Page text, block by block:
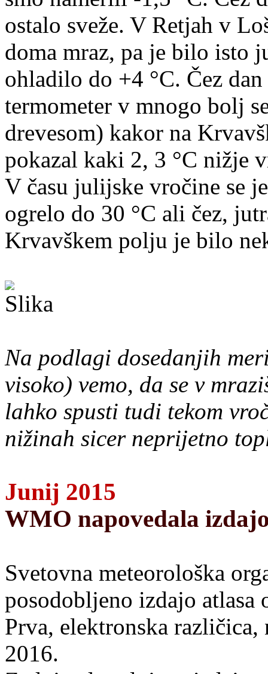
ostalo sveže. V Retjah v
doma mraz, pa je bilo isto
ohladilo do +4 °C. Čez
termometer v mnogo bolj
drevesom) kakor na
pokazal kaki 2, 3 °C nižje
V času julijske vročine se
ogrelo do 30 °C ali čez,
Krvavškem polju je bilo
Na podlagi dosedanjih
visoko) vemo, da se v
lahko spusti tudi tekom
nižinah sicer neprijetno
Junij 2015
WMO napovedala
Svetovna meteorološka
posodobljeno izdajo atlasa
Prva, elektronska
2016.